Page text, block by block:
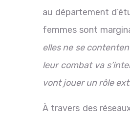
au département
femmes sont
elles ne se
leur combat va
vont jouer un rôle
À travers des